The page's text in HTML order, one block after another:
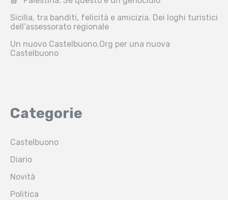
Sicilia, tra banditi, felicità e amicizia. Dei loghi turistici
dell’assessorato regionale
Un nuovo Castelbuono.Org per una nuova
Castelbuono
Categorie
Castelbuono
Diario
Novità
Politica